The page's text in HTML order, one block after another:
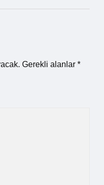
Gerekli alanlar *